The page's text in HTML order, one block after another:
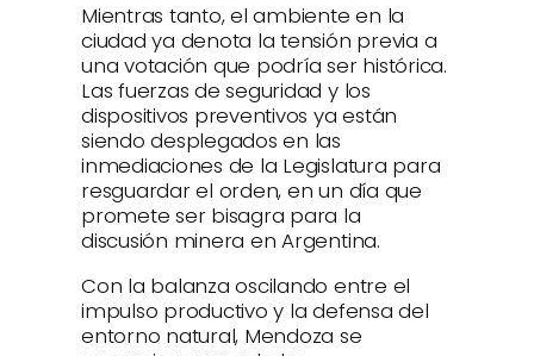
Mientras tanto, el ambiente en la
ciudad ya denota la tensión previa a
una votación que podría ser histórica.
Las fuerzas de seguridad y los
dispositivos preventivos ya están
siendo desplegados en las
inmediaciones de la Legislatura para
resguardar el orden, en un día que
promete ser bisagra para la
discusión minera en Argentina.
Con la balanza oscilando entre el
impulso productivo y la defensa del
entorno natural, Mendoza se